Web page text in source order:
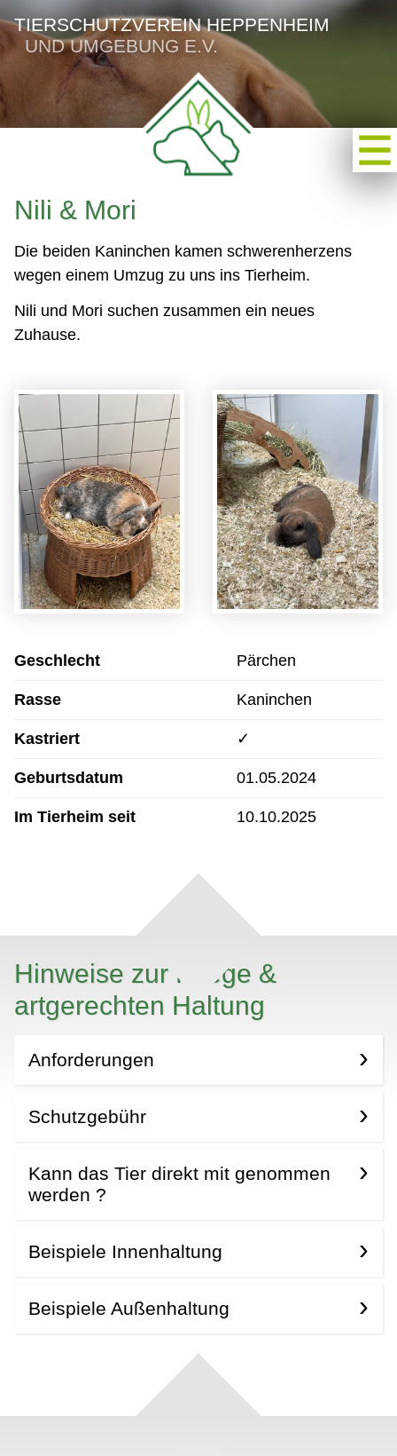
TIERSCHUTZVEREIN HEPPENHEIM
UND UMGEBUNG E.V.
Nili & Mori
Die beiden Kaninchen kamen schwerenherzens
wegen einem Umzug zu uns ins Tierheim.
Nili und Mori suchen zusammen ein neues
Zuhause.
Geschlecht Pärchen
Rasse Kaninchen
Kastriert ✓
Geburtsdatum 01.05.2024
Im Tierheim seit 10.10.2025
Hinweise zur Pflege &
artgerechten Haltung
Anforderungen
Schutzgebühr
Kann das Tier direkt mit genommen
werden ?
Beispiele Innenhaltung
Beispiele Außenhaltung